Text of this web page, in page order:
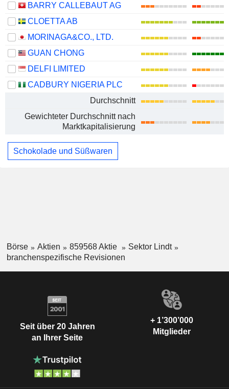
BARRY CALLEBAUT AG
CLOETTA AB
MORINAGA&CO., LTD.
GUAN CHONG
DELFI LIMITED
CADBURY NIGERIA PLC
Durchschnitt
Gewichteter Durchschnitt nach
Marktkapitalisierung
Schokolade und Süßwaren
Börse Aktien 859568 Aktie
Sektor Lindt
branchenspezifische Revisionen
Seit über 20 Jahren
an Ihrer Seite
+ 1’300’000
Mitglieder